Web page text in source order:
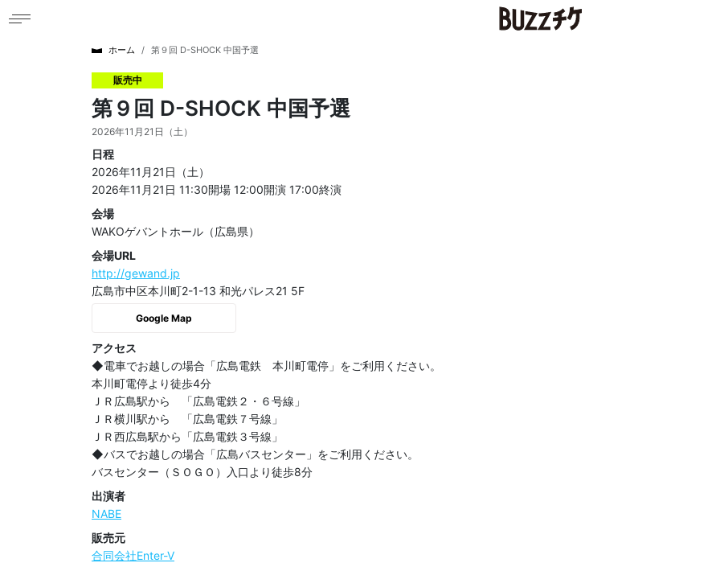
ホーム 第９回 D-SHOCK 中国予選
販売中
第９回 D-SHOCK 中国予選
2026年11月21日（土）
日程
2026年11月21日（土）
2026年11月21日 11:30開場 12:00開演 17:00終演
会場
WAKOゲバントホール（広島県）
会場URL
http://gewand.jp
広島市中区本川町2-1-13 和光パレス21 5F
Google Map
アクセス
◆電車でお越しの場合「広島電鉄　本川町電停」をご利用ください。
本川町電停より徒歩4分
ＪＲ広島駅から　「広島電鉄２・６号線」
ＪＲ横川駅から　「広島電鉄７号線」
ＪＲ西広島駅から「広島電鉄３号線」
◆バスでお越しの場合「広島バスセンター」をご利用ください。
バスセンター（ＳＯＧＯ）入口より徒歩8分
出演者
NABE
販売元
合同会社Enter-V